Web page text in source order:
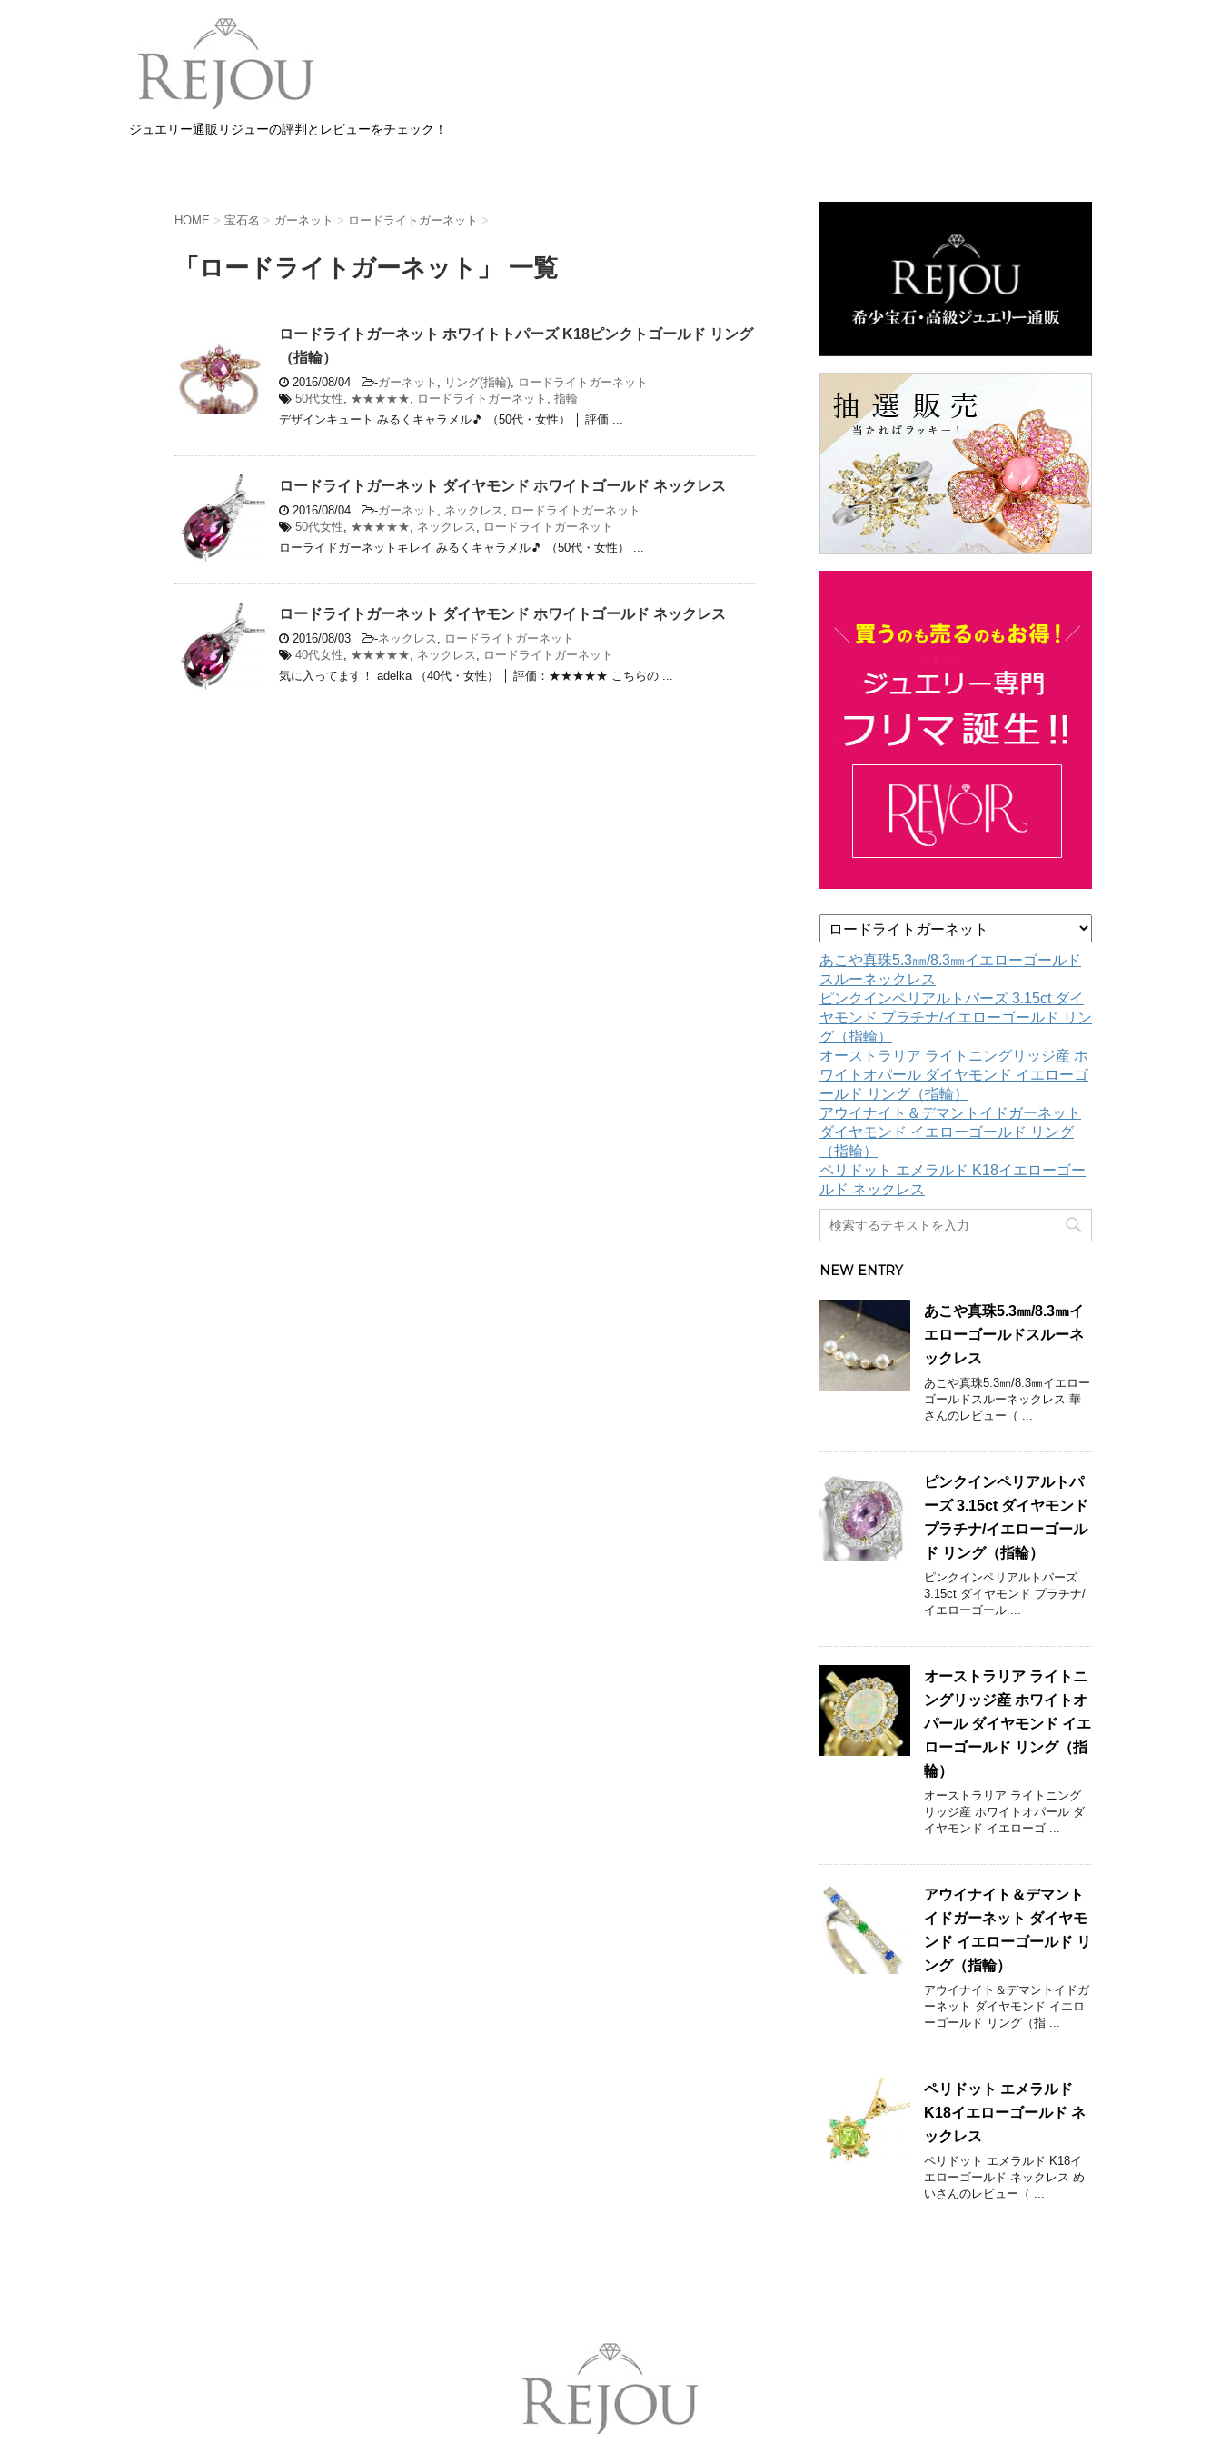
ジュエリー通販リジューの評判とレビューをチェック！
HOME > 宝石名 > ガーネット > ロードライトガーネット >
「ロードライトガーネット」 一覧
ロードライトガーネット ホワイトトパーズ K18ピンクトゴールド リング
（指輪）
2016/08/04 -ガーネット , リング(指輪), ロードライトガーネット
50代女性, ★★★★★, ロードライトガーネット , 指輪
デザインキュート みるくキャラメル🎵 （50代・女性） │ 評価 ...
ロードライトガーネット ダイヤモンド ホワイトゴールド ネックレス
2016/08/04 -ガーネット , ネックレス , ロードライトガーネット
50代女性, ★★★★★, ネックレス , ロードライトガーネット
ローライドガーネットキレイ みるくキャラメル🎵 （50代・女性） ...
ロードライトガーネット ダイヤモンド ホワイトゴールド ネックレス
2016/08/03 -ネックレス , ロードライトガーネット
40代女性, ★★★★★, ネックレス , ロードライトガーネット
気に入ってます！ adelka （40代・女性） │ 評価：★★★★★ こちらの ...
カ
テ
ゴ
リ
ー
あこや真珠5.3㎜/8.3㎜イエローゴールド
スルーネックレス
ピンクインペリアルトパーズ 3.15ct ダイ
ヤモンド プラチナ/イエローゴールド リン
グ（指輪）
オーストラリア ライトニングリッジ産 ホ
ワイトオパール ダイヤモンド イエローゴ
ールド リング（指輪）
アウイナイト＆デマントイドガーネット
ダイヤモンド イエローゴールド リング
（指輪）
ペリドット エメラルド K18イエローゴー
ルド ネックレス
NEW ENTRY
あこや真珠5.3㎜/8.3㎜イ
エローゴールドスルーネ
ックレス
あこや真珠5.3㎜/8.3㎜イエロー
ゴールドスルーネックレス 華
さんのレビュー（ ...
ピンクインペリアルトパ
ーズ 3.15ct ダイヤモンド
プラチナ/イエローゴール
ド リング（指輪）
ピンクインペリアルトパーズ
3.15ct ダイヤモンド プラチナ/
イエローゴール ...
オーストラリア ライトニ
ングリッジ産 ホワイトオ
パール ダイヤモンド イエ
ローゴールド リング（指
輪）
オーストラリア ライトニング
リッジ産 ホワイトオパール ダ
イヤモンド イエローゴ ...
アウイナイト＆デマント
イドガーネット ダイヤモ
ンド イエローゴールド リ
ング（指輪）
アウイナイト＆デマントイドガ
ーネット ダイヤモンド イエロ
ーゴールド リング（指 ...
ペリドット エメラルド
K18イエローゴールド ネ
ックレス
ペリドット エメラルド K18イ
エローゴールド ネックレス め
いさんのレビュー（ ...